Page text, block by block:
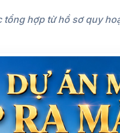
tổng hợp từ hồ sơ quy